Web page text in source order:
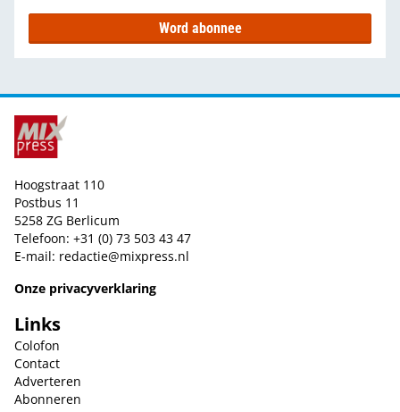
Word abonnee
Hoogstraat 110
Postbus 11
5258 ZG Berlicum
Telefoon: +31 (0) 73 503 43 47
E-mail: redactie@mixpress.nl
Onze privacyverklaring
Links
Colofon
Contact
Adverteren
Abonneren